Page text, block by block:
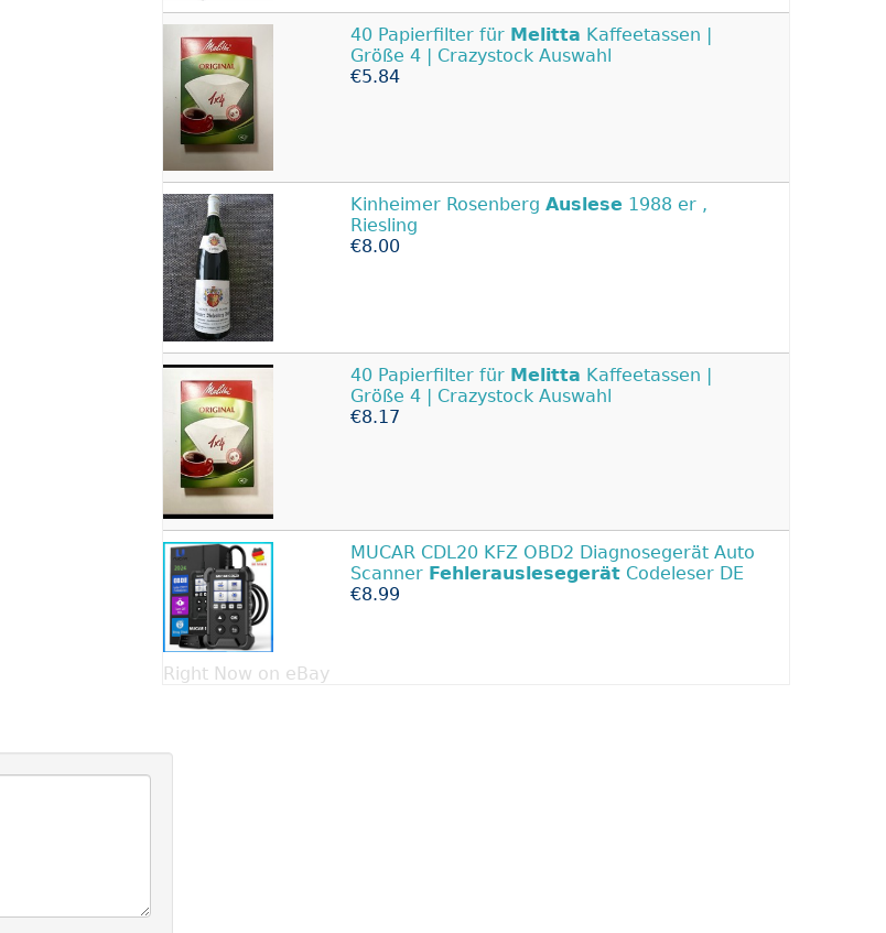
40 Papierfilter für Melitta Kaffeetassen |
Größe 4 | Crazystock Auswahl
€5.84
Kinheimer Rosenberg Auslese 1988 er ,
Riesling
€8.00
40 Papierfilter für Melitta Kaffeetassen |
Größe 4 | Crazystock Auswahl
€8.17
MUCAR CDL20 KFZ OBD2 Diagnosegerät Auto
Scanner Fehlerauslesegerät Codeleser DE
€8.99
Right Now on eBay